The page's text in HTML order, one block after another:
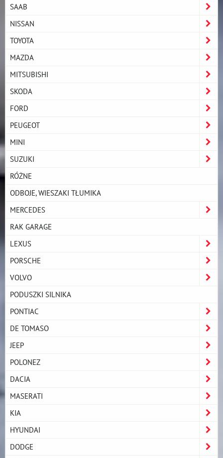
SAAB
NISSAN
TOYOTA
MAZDA
MITSUBISHI
SKODA
FORD
PEUGEOT
MINI
SUZUKI
RÓŻNE
ODBOJE, WIESZAKI TŁUMIKA
MERCEDES
RAK GARAGE
LEXUS
PORSCHE
VOLVO
PODUSZKI SILNIKA
PONTIAC
DE TOMASO
JEEP
POLONEZ
DACIA
MASERATI
KIA
HYUNDAI
DODGE